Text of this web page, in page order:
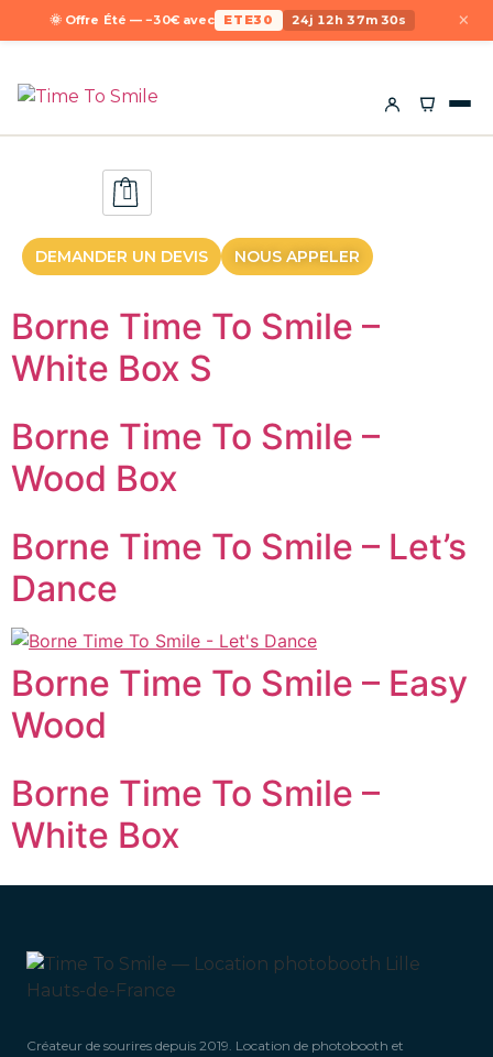
🌞 Offre Été — −30€ avec ETE30 24j 12h 37m 30s ×
DEMANDER UN DEVIS NOUS APPELER
Borne Time To Smile –
White Box S
Borne Time To Smile –
Wood Box
Borne Time To Smile – Let’s
Dance
Borne Time To Smile – Easy
Wood
Borne Time To Smile –
White Box
Créateur de sourires depuis 2019. Location de photobooth et